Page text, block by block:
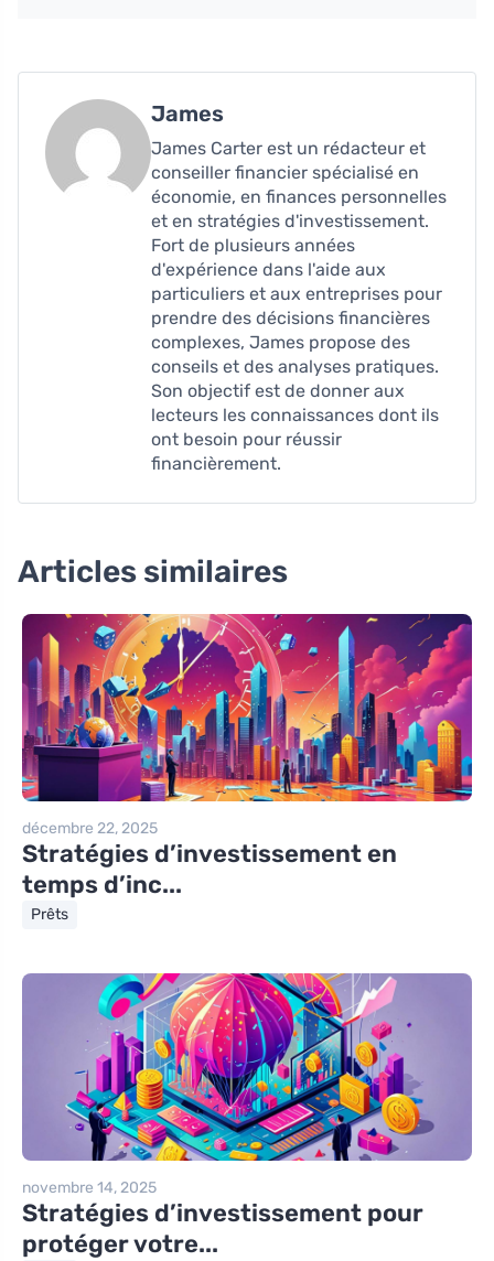
James
James Carter est un rédacteur et
conseiller financier spécialisé en
économie, en finances personnelles
et en stratégies d'investissement.
Fort de plusieurs années
d'expérience dans l'aide aux
particuliers et aux entreprises pour
prendre des décisions financières
complexes, James propose des
conseils et des analyses pratiques.
Son objectif est de donner aux
lecteurs les connaissances dont ils
ont besoin pour réussir
financièrement.
Articles similaires
décembre 22, 2025
Stratégies d’investissement en
temps d’inc...
Prêts
novembre 14, 2025
Stratégies d’investissement pour
protéger votre...